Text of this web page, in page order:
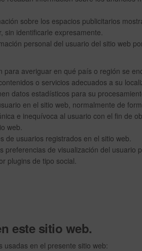
sobre los espacios publicitarios
sin identificarle expresamente.
personal del usuario del sitio web
para averiguar en qué país o región se
o servicios adecuados a su
datos estadísticos para su
en el sitio web, normalmente de
e inequívoca al usuario con el fin de
web.
de usuarios registrados en el sitio web.
preferencias de visualización del usuario
plugins de tipo social.
este sitio web.
usadas en el presente sitio web: